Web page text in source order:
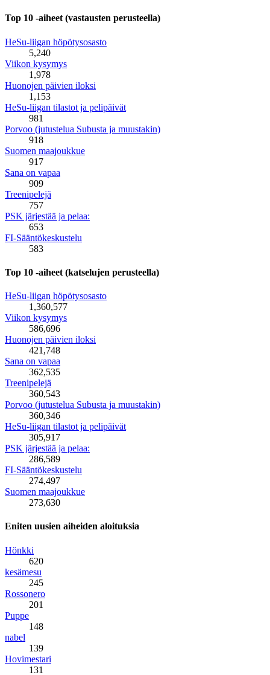
Top 10 -aiheet (vastausten perusteella)
HeSu-liigan höpötysosasto
5,240
Viikon kysymys
1,978
Huonojen päivien iloksi
1,153
HeSu-liigan tilastot ja pelipäivät
981
Porvoo (jutustelua Subusta ja muustakin)
918
Suomen maajoukkue
917
Sana on vapaa
909
Treenipelejä
757
PSK järjestää ja pelaa:
653
FI-Sääntökeskustelu
583
Top 10 -aiheet (katselujen perusteella)
HeSu-liigan höpötysosasto
1,360,577
Viikon kysymys
586,696
Huonojen päivien iloksi
421,748
Sana on vapaa
362,535
Treenipelejä
360,543
Porvoo (jutustelua Subusta ja muustakin)
360,346
HeSu-liigan tilastot ja pelipäivät
305,917
PSK järjestää ja pelaa:
286,589
FI-Sääntökeskustelu
274,497
Suomen maajoukkue
273,630
Eniten uusien aiheiden aloituksia
Hönkki
620
kesämesu
245
Rossonero
201
Puppe
148
nabel
139
Hovimestari
131